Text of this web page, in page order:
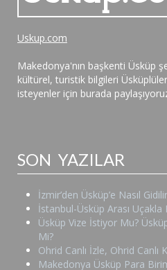
Uskup.com
Makedonya'nın başkenti Üsküp
kültürel, turistik bilgileri
isteyenler için burada
SON YAZILAR
İzmir’den Üsküp’e Nasıl
İstanbul-Üsküp Arası Uçakla
Üsküp Vize İstiyor Mu?
Mi?
Ohrid Canlı İzle, Ohrid Canlı
Makedonya Üsküp Para